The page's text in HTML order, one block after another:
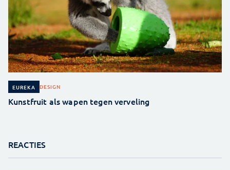
EUREKA DESIGN
Kunstfruit als wapen tegen verveling
REACTIES